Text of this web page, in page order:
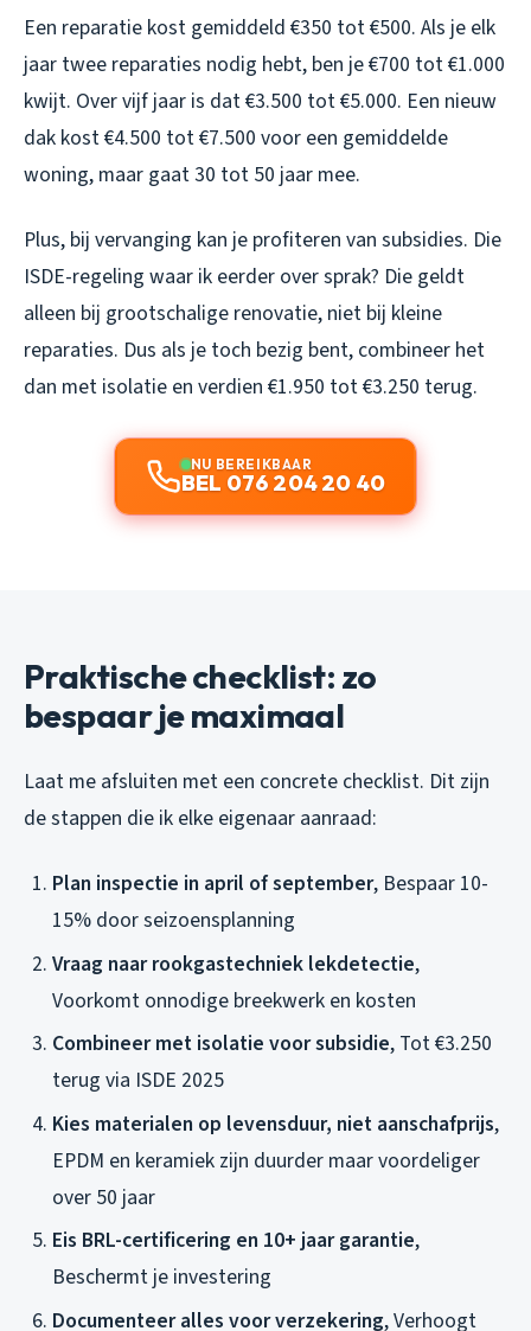
Een reparatie kost gemiddeld €350 tot €500. Als je elk
jaar twee reparaties nodig hebt, ben je €700 tot €1.000
kwijt. Over vijf jaar is dat €3.500 tot €5.000. Een nieuw
dak kost €4.500 tot €7.500 voor een gemiddelde
woning, maar gaat 30 tot 50 jaar mee.
Plus, bij vervanging kan je profiteren van subsidies. Die
ISDE-regeling waar ik eerder over sprak? Die geldt
alleen bij grootschalige renovatie, niet bij kleine
reparaties. Dus als je toch bezig bent, combineer het
dan met isolatie en verdien €1.950 tot €3.250 terug.
NU BEREIKBAAR
BEL 076 204 20 40
Praktische checklist: zo
bespaar je maximaal
Laat me afsluiten met een concrete checklist. Dit zijn
de stappen die ik elke eigenaar aanraad:
Plan inspectie in april of september, Bespaar 10-
15% door seizoensplanning
Vraag naar rookgastechniek lekdetectie,
Voorkomt onnodige breekwerk en kosten
Combineer met isolatie voor subsidie, Tot €3.250
terug via ISDE 2025
Kies materialen op levensduur, niet aanschafprijs,
EPDM en keramiek zijn duurder maar voordeliger
over 50 jaar
Eis BRL-certificering en 10+ jaar garantie,
Beschermt je investering
Documenteer alles voor verzekering, Verhoogt